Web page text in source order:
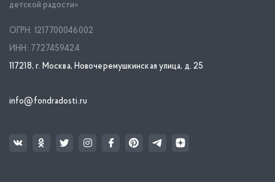
детской радости»
ОГРН: 1217700046002
ИНН: 7727459424
117218, г. Москва, Новочеремушкинская улица, д. 25
info@fondradosti.ru